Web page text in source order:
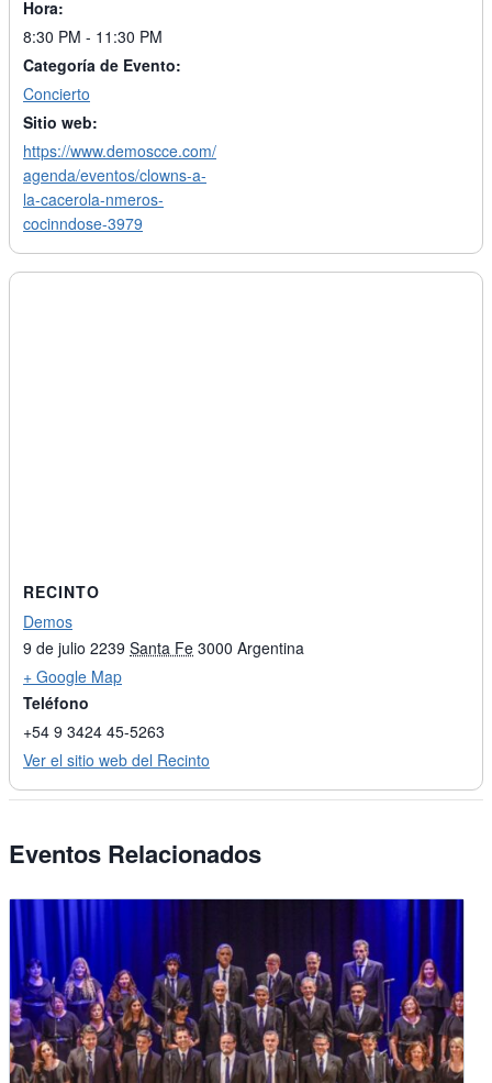
Hora:
8:30 PM - 11:30 PM
Categoría de Evento:
Concierto
Sitio web:
https://www.demoscce.com/
agenda/eventos/clowns-a-
la-cacerola-nmeros-
cocinndose-3979
RECINTO
Demos
9 de julio 2239 Santa Fe 3000 Argentina
+ Google Map
Teléfono
+54 9 3424 45-5263
Ver el sitio web del Recinto
Eventos Relacionados